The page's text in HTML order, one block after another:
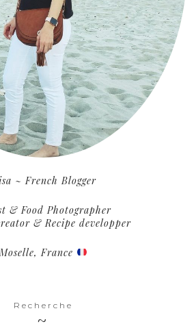
~ French Blogger
& Food Photographer
& Recipe developper
Moselle, France
Recherche